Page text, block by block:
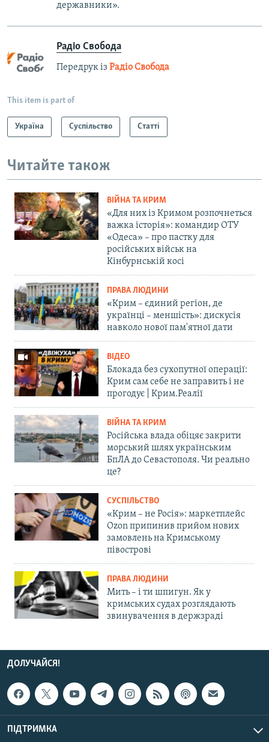
державники».
Радіо Свобода
Передрук із Радіо Свобода
This item is part of
Україна Суспільство Статті
Читайте також
ВІЙНА ТА КРИМ
«Для них із Кримом розпочнеться
важка історія»: командир ОТУ
«Одеса» – про пастку для
російських військ на
Кінбурнській косі
ПРАВА ЛЮДИНИ
«Крим – єдиний регіон, де
українці – меншість»: дискусія
навколо нової пам'ятної дати
ВІДЕО
Блокада без сухопутної операції:
Крим сам себе не заправить і не
прогодує | Крим.Реалії
ВІЙНА ТА КРИМ
Російська влада обіцяє закрити
морський шлях українським
БпЛА до Севастополя. Чи реально
це?
СУСПІЛЬСТВО
«Крим – не Росія»: маркетплейс
Ozon припинив прийом нових
замовлень на Кримському
півострові
ПРАВА ЛЮДИНИ
Мить – і ти шпигун. Як у
кримських судах розглядають
звинувачення в держзраді
ДОЛУЧАЙСЯ!
ПІДТРИМКА